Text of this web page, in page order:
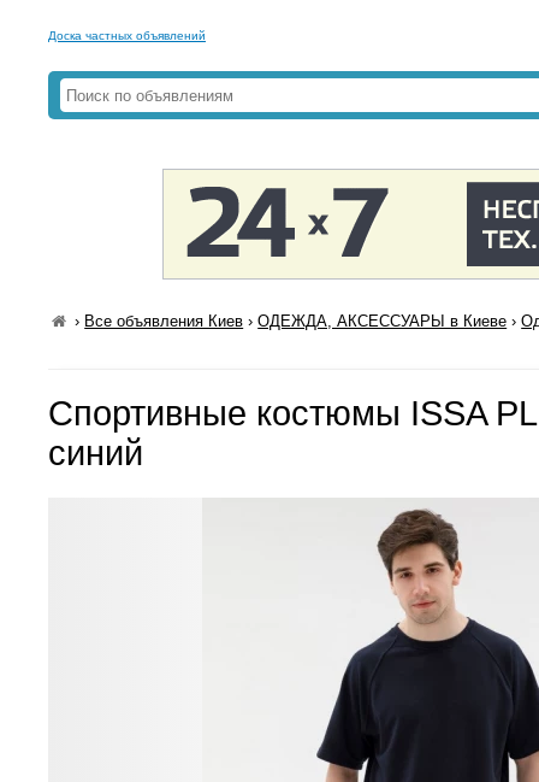
Доска частных объявлений
› Все объявления Киев ›ОДЕЖДА, АКСЕССУАРЫ в Киеве ›
Спортивные костюмы ISSA
синий